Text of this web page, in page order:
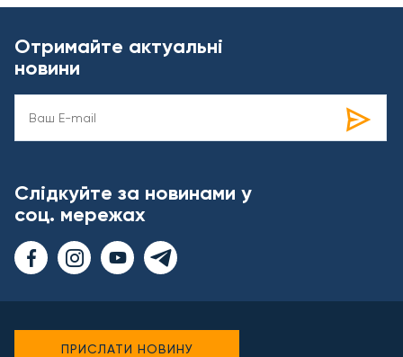
Отримайте актуальні
новини
Слідкуйте за новинами у
соц. мережах
ПРИСЛАТИ НОВИНУ